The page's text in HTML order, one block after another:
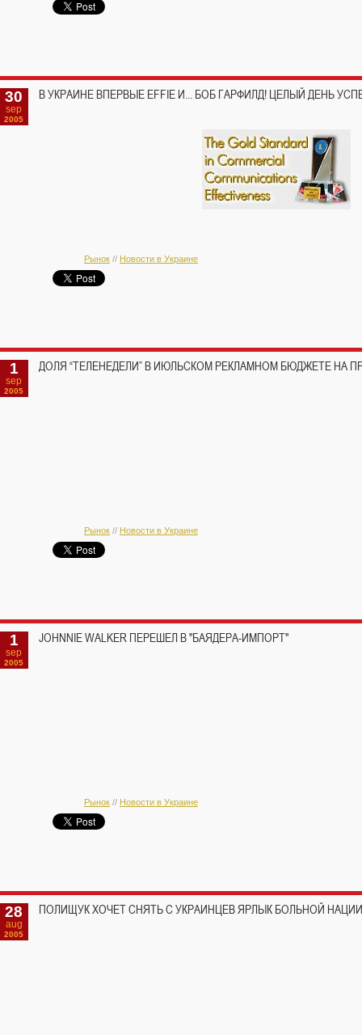
30
sep
2005
В УКРАИНЕ ВПЕРВЫЕ EFFIE И... БОБ ГАРФИЛД! ЦЕЛЫЙ ДЕНЬ
Рынок // Новости в Украине
1
sep
2005
ДОЛЯ “ТЕЛЕНЕДЕЛИ” В ИЮЛЬСКОМ РЕКЛАМНОМ БЮДЖЕТЕ НА
Рынок // Новости в Украине
1
sep
2005
JOHNNIE WALKER ПЕРЕШЕЛ В "БАЯДЕРА-ИМПОРТ"
Рынок // Новости в Украине
28
aug
2005
ПОЛИЩУК ХОЧЕТ СНЯТЬ С УКРАИНЦЕВ ЯРЛЫК БОЛЬНОЙ НАЦИИ